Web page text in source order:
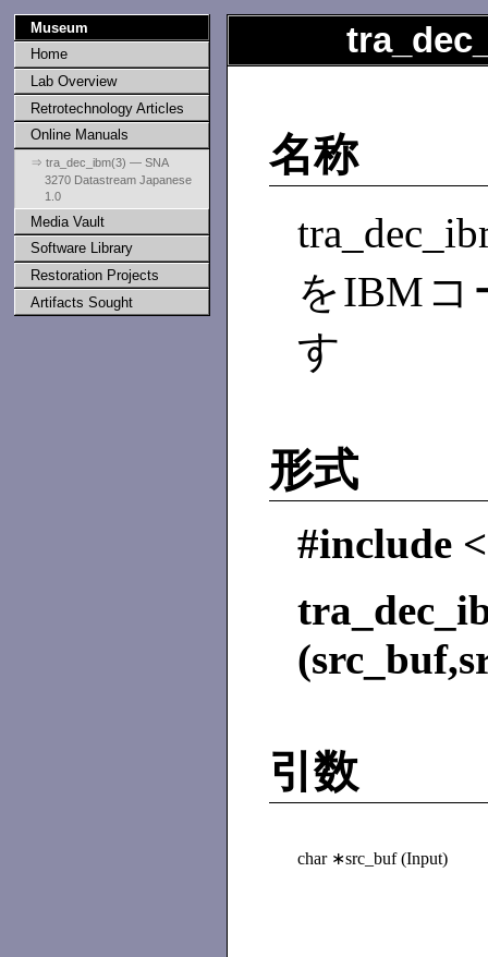
Museum
Home
Lab Overview
Retrotechnology Articles
Online Manuals
⇒ tra_dec_ibm(3) — SNA
3270 Datastream Japanese
1.0
Media Vault
Software Library
Restoration Projects
Artifacts Sought
名称
をIBMコ
す
形式
#include
引数
char ∗src_buf (Input)